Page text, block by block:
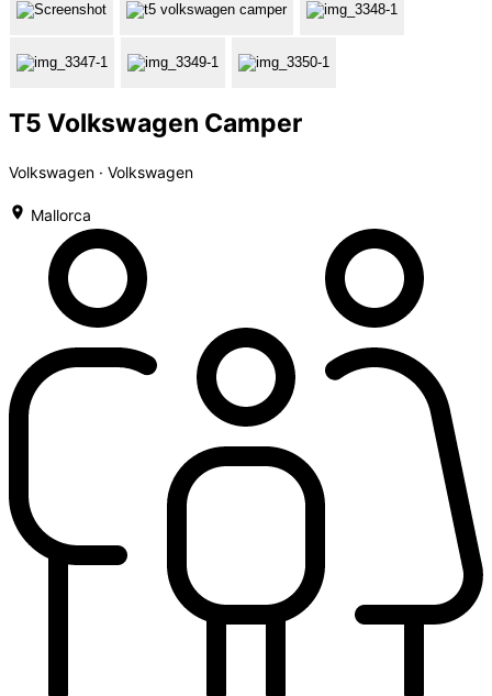
T5 Volkswagen Camper
Volkswagen · Volkswagen
Mallorca